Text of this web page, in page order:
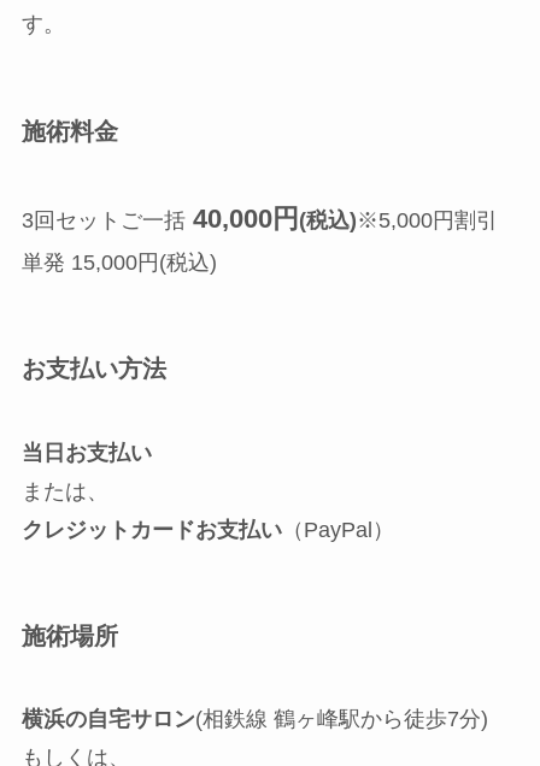
す。
施術料金
3回セットご一括40,000円 (税込)※5,000円割引
単発 15,000円(税込)
お支払い方法
当日お支払い
または、
クレジットカードお支払い（PayPal）
施術場所
横浜の自宅サロン(相鉄線 鶴ヶ峰駅から徒歩7分)
もしくは、